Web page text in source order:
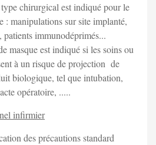
chirurgical est indiqué pour le
: manipulations sur site implanté,
patients immunodéprimés...
masque est indiqué si les soins ou
à un risque de projection de
biologique, tel que intubation,
opératoire, .....
infirmier
des précautions standard